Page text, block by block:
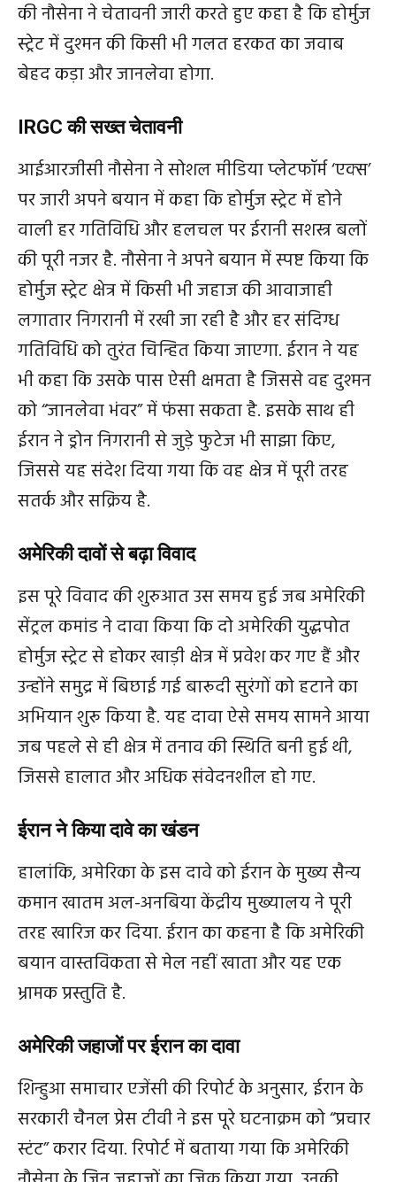
की नौसेना ने चेतावनी जारी करते हुए कहा है कि होर्मुज
स्ट्रेट में दुश्मन की किसी भी गलत हरकत का जवाब
बेहद कड़ा और जानलेवा होगा.
IRGC की सख्त चेतावनी
आईआरजीसी नौसेना ने सोशल मीडिया प्लेटफॉर्म ‘एक्स’
पर जारी अपने बयान में कहा कि होर्मुज स्ट्रेट में होने
वाली हर गतिविधि और हलचल पर ईरानी सशस्त्र बलों
की पूरी नजर है. नौसेना ने अपने बयान में स्पष्ट किया कि
होर्मुज स्ट्रेट क्षेत्र में किसी भी जहाज की आवाजाही
लगातार निगरानी में रखी जा रही है और हर संदिग्ध
गतिविधि को तुरंत चिन्हित किया जाएगा. ईरान ने यह
भी कहा कि उसके पास ऐसी क्षमता है जिससे वह दुश्मन
को “जानलेवा भंवर” में फंसा सकता है. इसके साथ ही
ईरान ने ड्रोन निगरानी से जुड़े फुटेज भी साझा किए,
जिससे यह संदेश दिया गया कि वह क्षेत्र में पूरी तरह
सतर्क और सक्रिय है.
अमेरिकी दावों से बढ़ा विवाद
इस पूरे विवाद की शुरुआत उस समय हुई जब अमेरिकी
सेंट्रल कमांड ने दावा किया कि दो अमेरिकी युद्धपोत
होर्मुज स्ट्रेट से होकर खाड़ी क्षेत्र में प्रवेश कर गए हैं और
उन्होंने समुद्र में बिछाई गई बारूदी सुरंगों को हटाने का
अभियान शुरू किया है. यह दावा ऐसे समय सामने आया
जब पहले से ही क्षेत्र में तनाव की स्थिति बनी हुई थी,
जिससे हालात और अधिक संवेदनशील हो गए.
ईरान ने किया दावे का खंडन
हालांकि, अमेरिका के इस दावे को ईरान के मुख्य सैन्य
कमान खातम अल-अनबिया केंद्रीय मुख्यालय ने पूरी
तरह खारिज कर दिया. ईरान का कहना है कि अमेरिकी
बयान वास्तविकता से मेल नहीं खाता और यह एक
भ्रामक प्रस्तुति है.
अमेरिकी जहाजों पर ईरान का दावा
शिन्हुआ समाचार एजेंसी की रिपोर्ट के अनुसार, ईरान के
सरकारी चैनल प्रेस टीवी ने इस पूरे घटनाक्रम को “प्रचार
स्टंट” करार दिया. रिपोर्ट में बताया गया कि अमेरिकी